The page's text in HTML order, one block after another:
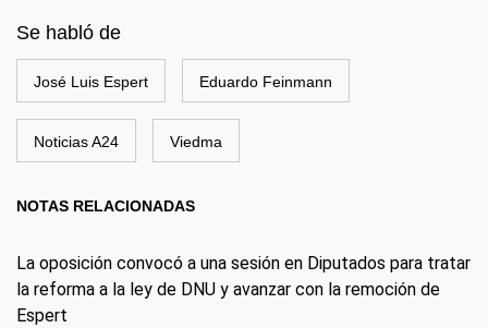
Se habló de
José Luis Espert Eduardo Feinmann
Noticias A24 Viedma
NOTAS RELACIONADAS
La oposición convocó a una sesión en Diputados para tratar
la reforma a la ley de DNU y avanzar con la remoción de
Espert